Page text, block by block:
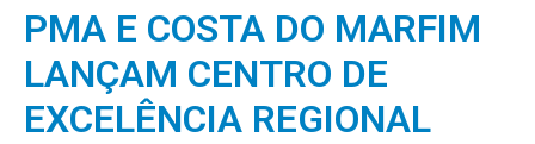
PMA E COSTA DO MARFIM
LANÇAM CENTRO DE
EXCELÊNCIA REGIONAL